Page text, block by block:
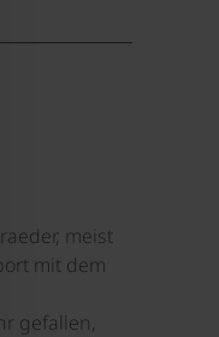
meist
mit dem
gefallen,